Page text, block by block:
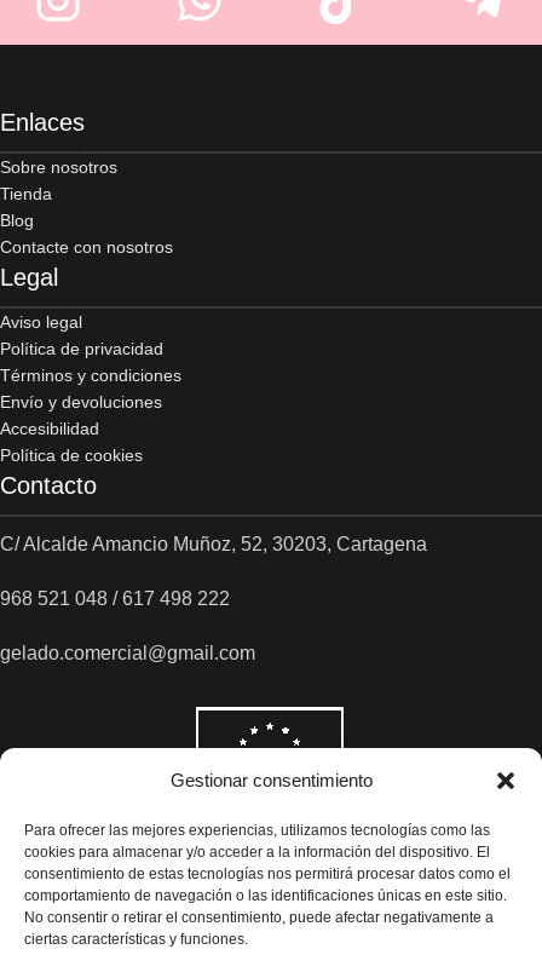
Gestionar consentimiento
Para ofrecer las mejores experiencias, utilizamos tecnologías como las
cookies para almacenar y/o acceder a la información del dispositivo. El
consentimiento de estas tecnologías nos permitirá procesar datos como el
comportamiento de navegación o las identificaciones únicas en este sitio.
No consentir o retirar el consentimiento, puede afectar negativamente a
ciertas características y funciones.
Enlaces
Sobre nosotros
Tienda
Blog
Contacte con nosotros
Legal
Aviso legal
Política de privacidad
Términos y condiciones
Envío y devoluciones
Accesibilidad
Política de cookies
Contacto
C/ Alcalde Amancio Muñoz, 52, 30203, Cartagena
968 521 048 / 617 498 222
gelado.comercial@gmail.com